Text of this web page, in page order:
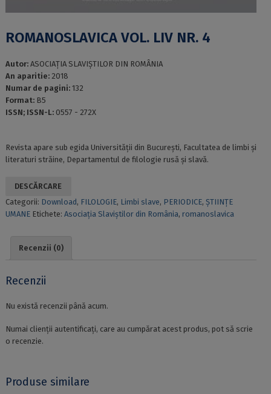
ROMANOSLAVICA VOL. LIV NR. 4
Autor: ASOCIAŢIA SLAVIŞTILOR DIN ROMÂNIA
An aparitie: 2018
Numar de pagini: 132
Format: B5
ISSN; ISSN-L: 0557 - 272X
Revista apare sub egida Universității din Bucureşti, Facultatea de limbi şi
literaturi străine, Departamentul de filologie rusă şi slavă.
DESCĂRCARE
Categorii: Download, FILOLOGIE, Limbi slave, PERIODICE, ȘTIINȚE
UMANE Etichete: Asociația Slaviștilor din România, romanoslavica
Recenzii (0)
Recenzii
Nu există recenzii până acum.
Numai clienții autentificați, care au cumpărat acest produs, pot să scrie
o recenzie.
Produse similare